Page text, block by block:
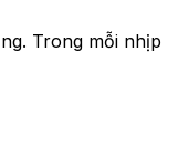
Trong mỗi nhịp